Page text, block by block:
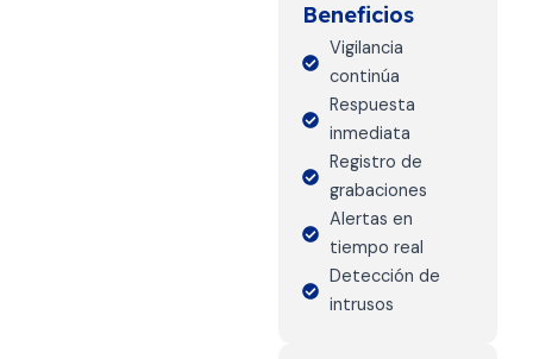
Beneficios
Vigilancia
continúa
Respuesta
inmediata
Registro de
grabaciones
Alertas en
tiempo real
Detección de
intrusos